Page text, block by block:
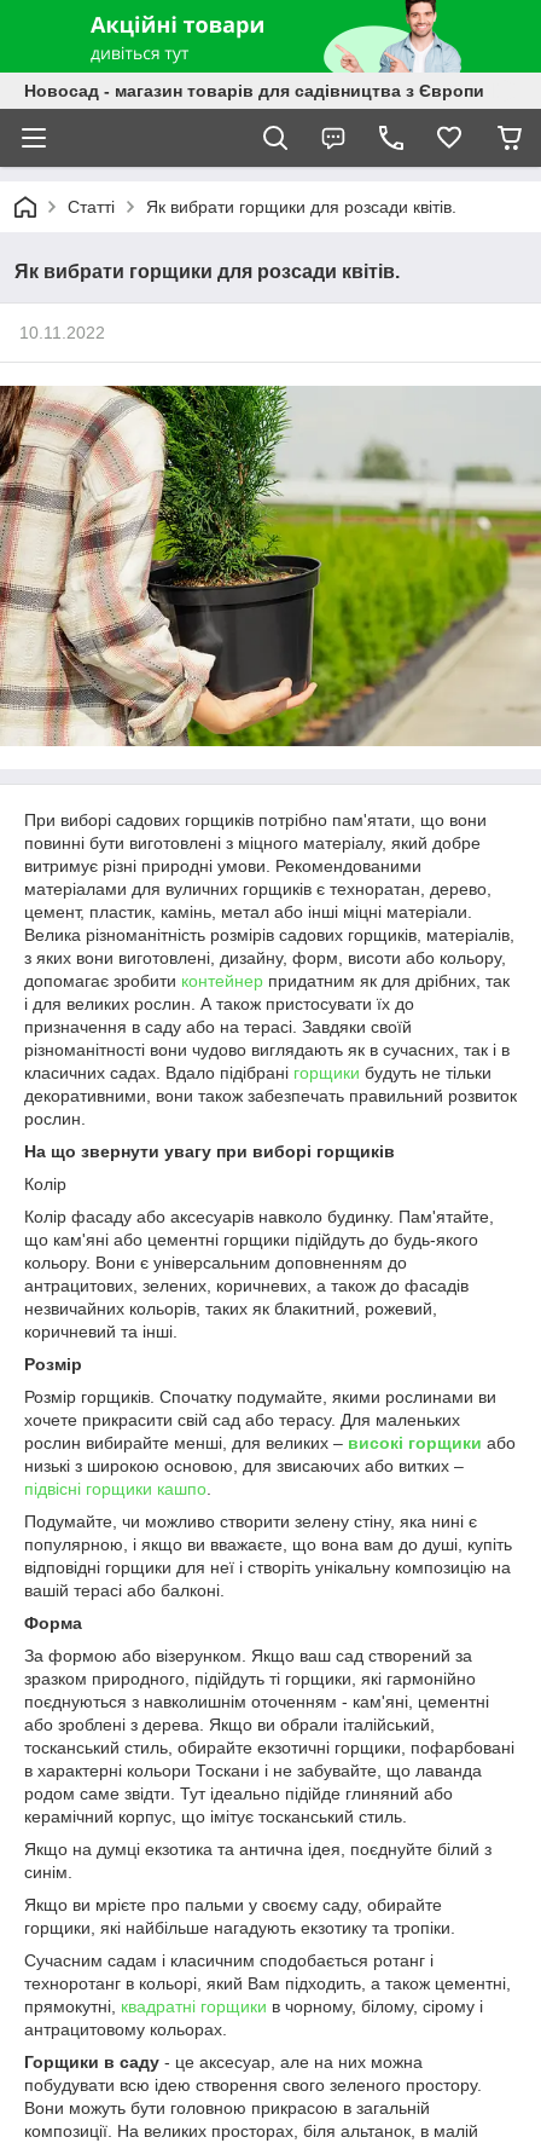
Новосад - магазин товарів для садівництва з Європи
Статті Як вибрати горщики для розсади квітів.
Як вибрати горщики для розсади квітів.
10.11.2022
При виборі садових горщиків потрібно пам'ятати, що вони
повинні бути виготовлені з міцного матеріалу, який добре
витримує різні природні умови. Рекомендованими
матеріалами для вуличних горщиків є техноратан, дерево,
цемент, пластик, камінь, метал або інші міцні матеріали.
Велика різноманітність розмірів садових горщиків, матеріалів,
з яких вони виготовлені, дизайну, форм, висоти або кольору,
допомагає зробити контейнер придатним як для дрібних, так
і для великих рослин. А також пристосувати їх до
призначення в саду або на терасі. Завдяки своїй
різноманітності вони чудово виглядають як в сучасних, так і в
класичних садах. Вдало підібрані горщики будуть не тільки
декоративними, вони також забезпечать правильний розвиток
рослин.
На що звернути увагу при виборі горщиків
Колір
Колір фасаду або аксесуарів навколо будинку. Пам'ятайте,
що кам'яні або цементні горщики підійдуть до будь-якого
кольору. Вони є універсальним доповненням до
антрацитових, зелених, коричневих, а також до фасадів
незвичайних кольорів, таких як блакитний, рожевий,
коричневий та інші.
Розмір
Розмір горщиків. Спочатку подумайте, якими рослинами ви
хочете прикрасити свій сад або терасу. Для маленьких
рослин вибирайте менші, для великих – високі горщики або
низькі з широкою основою, для звисаючих або витких –
підвісні горщики кашпо
Подумайте, чи можливо створити зелену стіну, яка нині є
популярною, і якщо ви вважаєте, що вона вам до душі, купіть
відповідні горщики для неї і створіть унікальну композицію на
вашій терасі або балконі.
Форма
За формою або візерунком. Якщо ваш сад створений за
зразком природного, підійдуть ті горщики, які гармонійно
поєднуються з навколишнім оточенням - кам'яні, цементні
або зроблені з дерева. Якщо ви обрали італійський,
тосканський стиль, обирайте екзотичні горщики, пофарбовані
в характерні кольори Тоскани і не забувайте, що лаванда
родом саме звідти. Тут ідеально підійде глиняний або
керамічний корпус, що імітує тосканський стиль.
Якщо на думці екзотика та антична ідея, поєднуйте білий з
синім.
Якщо ви мрієте про пальми у своєму саду, обирайте
горщики, які найбільше нагадують екзотику та тропіки.
Сучасним садам і класичним сподобається ротанг і
техноротанг в кольорі, який Вам підходить, а також цементні,
прямокутні, квадратні горщики в чорному, білому, сірому і
антрацитовому кольорах.
Горщики в саду - це аксесуар, але на них можна
побудувати всю ідею створення свого зеленого простору.
Вони можуть бути головною прикрасою в загальній
композиції. На великих просторах, біля альтанок, в малій